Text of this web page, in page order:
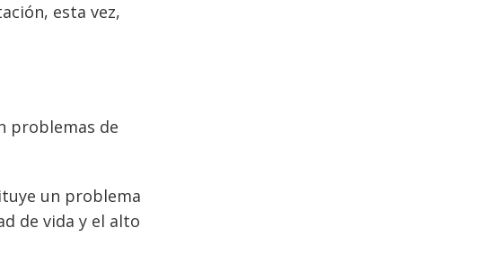
esta vez,
problemas de
un problema
de vida y el alto